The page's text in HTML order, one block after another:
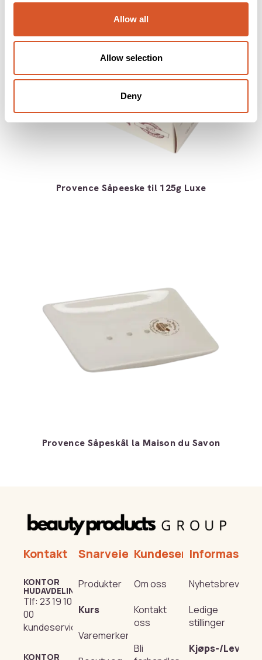
Allow all
Allow selection
Deny
Provence Såpeeske til 125g Luxe
Provence Såpeskål la Maison du Savon
Kontakt
KONTOR
HUDAVDELING
Tlf: 23 19 10
00
kundeservice@beautyproducts.no
KONTOR
Snarveier
Produkter
Kurs
Varemerker
Kundeservice
Om oss
Kontakt
oss
Bli
Informasjon
Nyhetsbrev
Ledige
stillinger
Kjøps-/